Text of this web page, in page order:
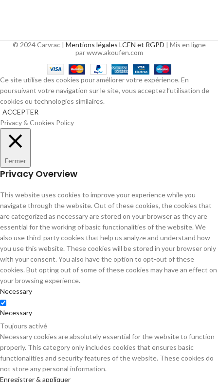
© 2024 Carvrac | Mentions légales LCEN et RGPD | Mis en ligne
par www.akoufen.com
Ce site utilise des cookies pour améliorer votre expérience. En
poursuivant votre navigation sur le site, vous acceptez l’utilisation de
cookies ou technologies similaires.
ACCEPTER
Privacy & Cookies Policy
Fermer
Privacy Overview
This website uses cookies to improve your experience while you
navigate through the website. Out of these cookies, the cookies that
are categorized as necessary are stored on your browser as they are
essential for the working of basic functionalities of the website. We
also use third-party cookies that help us analyze and understand how
you use this website. These cookies will be stored in your browser only
with your consent. You also have the option to opt-out of these
cookies. But opting out of some of these cookies may have an effect on
your browsing experience.
Necessary
Necessary
Toujours activé
Necessary cookies are absolutely essential for the website to function
properly. This category only includes cookies that ensures basic
functionalities and security features of the website. These cookies do
not store any personal information.
Enregistrer & appliquer